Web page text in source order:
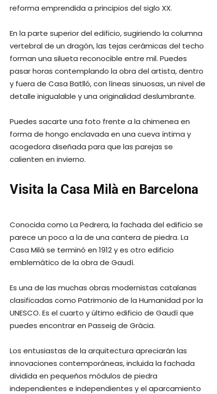
reforma emprendida a principios del siglo XX.
En la parte superior del edificio, sugiriendo la columna
vertebral de un dragón, las tejas cerámicas del techo
forman una silueta reconocible entre mil. Puedes
pasar horas contemplando la obra del artista, dentro
y fuera de Casa Batlló, con líneas sinuosas, un nivel de
detalle inigualable y una originalidad deslumbrante.
Puedes sacarte una foto frente a la chimenea en
forma de hongo enclavada en una cueva íntima y
acogedora diseñada para que las parejas se
calienten en invierno.
Visita la Casa Milà en Barcelona
Conocida como La Pedrera, la fachada del edificio se
parece un poco a la de una cantera de piedra. La
Casa Milà se terminó en 1912 y es otro edificio
emblemático de la obra de Gaudí.
Es una de las muchas obras modernistas catalanas
clasificadas como Patrimonio de la Humanidad por la
UNESCO. Es el cuarto y último edificio de Gaudí que
puedes encontrar en Passeig de Gràcia.
Los entusiastas de la arquitectura apreciarán las
innovaciones contemporáneas, incluida la fachada
dividida en pequeños módulos de piedra
independientes e independientes y el aparcamiento